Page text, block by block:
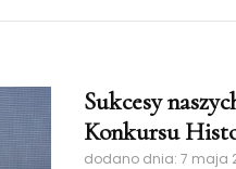
Sukcesy
Konkursu
dodano dnia: 7 maja